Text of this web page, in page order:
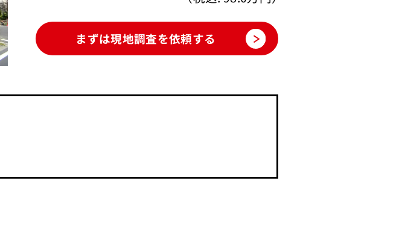
まずは現地調査を依頼する